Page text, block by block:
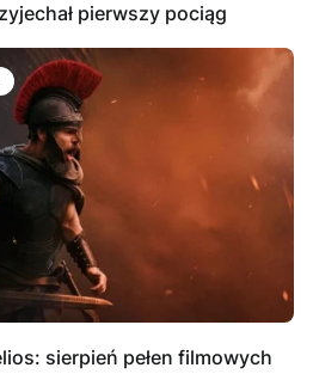
pierwszy pociąg
sierpień pełen filmowych